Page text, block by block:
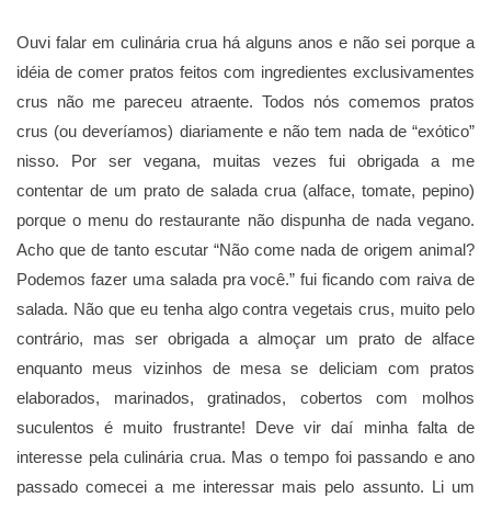
Ouvi falar em culinária crua há alguns anos e não sei porque a
idéia de comer pratos feitos com ingredientes exclusivamentes
crus não me pareceu atraente. Todos nόs comemos pratos
crus (ou deveríamos) diariamente e não tem nada de “exόtico”
nisso. Por ser vegana, muitas vezes fui obrigada a me
contentar de um prato de salada crua (alface, tomate, pepino)
porque o menu do restaurante não dispunha de nada vegano.
Acho que de tanto escutar “Não come nada de origem animal?
Podemos fazer uma salada pra você.” fui ficando com raiva de
salada. Não que eu tenha algo contra vegetais crus, muito pelo
contrário, mas ser obrigada a almoçar um prato de alface
enquanto meus vizinhos de mesa se deliciam com pratos
elaborados, marinados, gratinados, cobertos com molhos
suculentos é muito frustrante! Deve vir daí minha falta de
interesse pela culinária crua. Mas o tempo foi passando e ano
passado comecei a me interessar mais pelo assunto. Li um